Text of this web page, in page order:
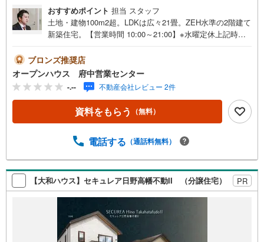
おすすめポイント 担当 スタッフ
土地・建物100m2超。LDKは広々21畳。ZEH水準の2階建て
新築住宅。【営業時間 10:00～21:00】※水曜定休上記時間
連絡ください！現地を見学される場合は「室内・現地を見
学する（無料）」ボタンよりご希望の日時をご記入いただ
けますとスムーズにご案内が可能です。◎現地のご案内に
ついて・平日や夜遅い時間帯もご案内が可能 ※定休日を除
く・経験豊富なスタッフが物件詳細を丁寧にご説明いたし
ます。・車でご自宅や最寄り駅等、ご指定の場所まで送迎
P相談会 無料物件のご紹介だけでなく住宅ローン・資金
大歓迎です！年間8000棟以上の限定物件を発表しているオ
ープンハウスだから出会える物件が多数ございます。ぜひ
お気軽にご連絡・ご相談ください！※限定物件:当社のみ、
もしくは当社を含めた数社でのみご紹介可能なオープンハ
ウス・ディベロップメントの物件
ブロンズ推奨店
オープンハウス 府中営業センター
-.-- 不動産会社レビュー 2件
資料をもらう （無料）
電話する （通話料無料）
【大和ハウス】セキュレア日野高幡不動II （分譲住宅） PR